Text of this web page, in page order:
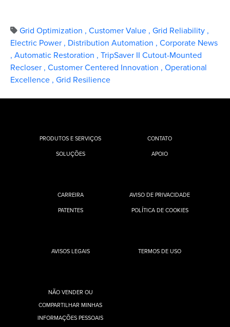
Grid Optimization , Customer Value , Grid Reliability ,
Electric Power , Distribution Automation , Corporate News
, Automatic Restoration , TripSaver II Cutout-Mounted
Recloser , Customer Centered Innovation , Operational
Excellence , Grid Resilience
PRODUTOS E SERVIÇOS
SOLUÇÕES
CONTATO
APOIO
CARREIRA
PATENTES
AVISO DE PRIVACIDADE
POLÍTICA DE COOKIES
AVISOS LEGAIS TERMOS DE USO
NÃO VENDER OU
COMPARTILHAR MINHAS
INFORMAÇÕES PESSOAIS